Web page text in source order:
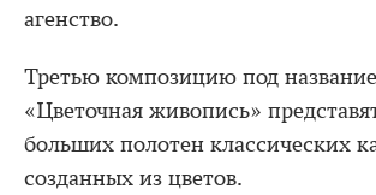
агенство.
Третью композицию под
«Цветочная живопись»
больших полотен классических
созданных из цветов.